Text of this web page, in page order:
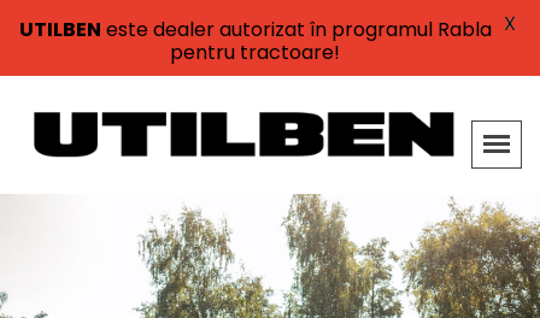
UTILBEN este dealer autorizat în programul Rabla
pentru tractoare!
X